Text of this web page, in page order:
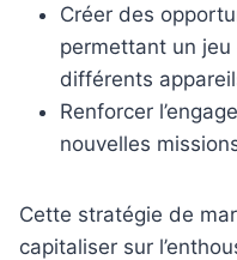
Créer des
permettant un jeu
différents
Renforcer
nouvelles
Cette stratégie de
capitaliser sur